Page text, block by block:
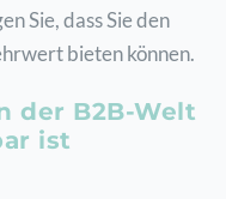
Sie, dass Sie den
bieten können.
der B2B-Welt
ist